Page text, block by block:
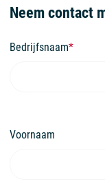
Neem contact
Bedrijfsnaam*
Voornaam